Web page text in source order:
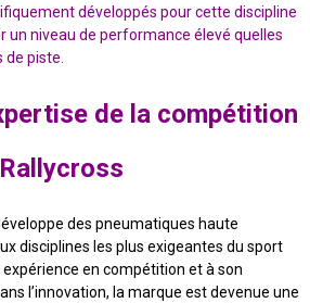
développés pour cette discipline
un niveau de performance élevé quelles
de piste.
de la compétition
des pneumatiques haute
disciplines les plus exigeantes du sport
en compétition et à son
l’innovation, la marque est devenue une